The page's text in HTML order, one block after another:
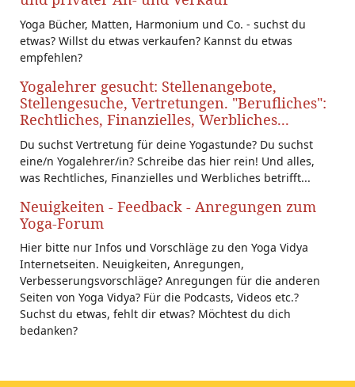
Yoga Bücher, Matten, Harmonium und Co. - suchst du
etwas? Willst du etwas verkaufen? Kannst du etwas
empfehlen?
Yogalehrer gesucht: Stellenangebote,
Stellengesuche, Vertretungen. "Berufliches":
Rechtliches, Finanzielles, Werbliches...
Du suchst Vertretung für deine Yogastunde? Du suchst
eine/n Yogalehrer/in? Schreibe das hier rein! Und alles,
was Rechtliches, Finanzielles und Werbliches betrifft...
Neuigkeiten - Feedback - Anregungen zum
Yoga-Forum
Hier bitte nur Infos und Vorschläge zu den Yoga Vidya
Internetseiten. Neuigkeiten, Anregungen,
Verbesserungsvorschläge? Anregungen für die anderen
Seiten von Yoga Vidya? Für die Podcasts, Videos etc.?
Suchst du etwas, fehlt dir etwas? Möchtest du dich
bedanken?